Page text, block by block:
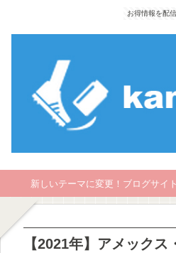
お得情報を配信
新しいテーマに変更！ブログサイ
【2021年】アメックス